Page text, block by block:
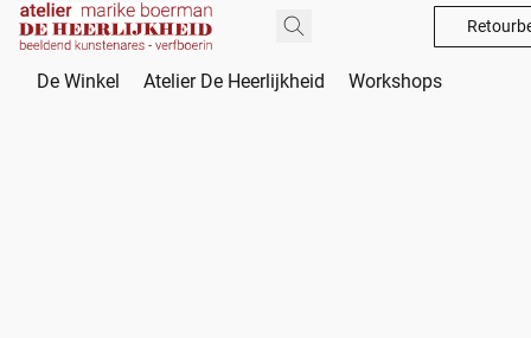
De Winkel Atelier De Heerlijkheid Workshops